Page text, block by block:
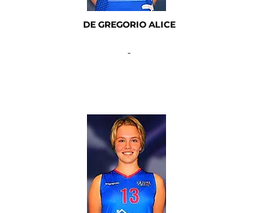
DE GREGORIO ALICE
-